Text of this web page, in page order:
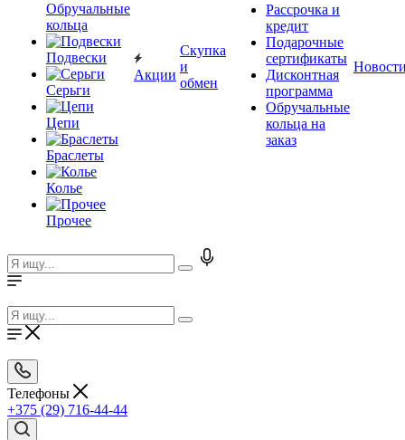
Обручальные
кольца
Подвески
Серьги
Цепи
Браслеты
Колье
Прочее
Акции
Скупка
и
обмен
Рассрочка и
кредит
Подарочные
сертификаты
Дисконтная
программа
Обручальные
кольца на
заказ
Телефоны
+375 (29) 716-44-44